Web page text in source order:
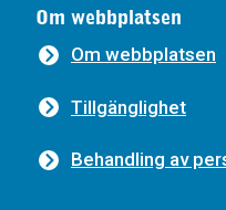
Om webbplatsen
Om webbplatsen
Tillgänglighet
Behandling av